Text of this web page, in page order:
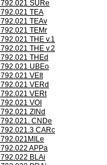
792.021 SURe
792.021 TEA
792.021 TEAv
792.021 TEMr
792.021 THE v.1
792.021 THE v.2
792.021 THEd
792.021 UBEo
792.021 VEIt
792.021 VERd
792.021 VERt
792.021 VOI
792.021 ZINd
792.021. CNDe
792.021.3 CARc
792.021MILe
792.022 APPa
792.022 BLAi